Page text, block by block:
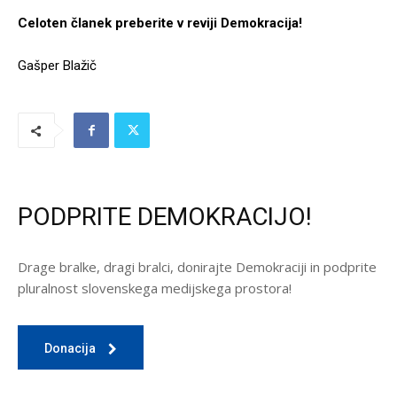
Celoten članek preberite v reviji Demokracija!
Gašper Blažič
PODPRITE DEMOKRACIJO!
Drage bralke, dragi bralci, donirajte Demokraciji in podprite
pluralnost slovenskega medijskega prostora!
Donacija